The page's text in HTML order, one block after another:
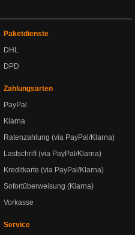
Paketdienste
DHL
DPD
Zahlungsarten
PayPal
Klarna
Ratenzahlung (via PayPal/Klarna)
Lastschrift (via PayPal/Klarna)
Kreditkarte (via PayPal/Klarna)
Sofortüberweisung (Klarna)
Vorkasse
Service